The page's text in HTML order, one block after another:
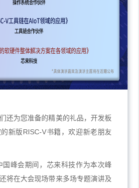
还为您准备的精美的礼品，开发板
新版RISC-V书籍，欢迎新老朋友
国峰会期间，芯来科技作为本次峰
将在大会现场带来多场专题演讲及